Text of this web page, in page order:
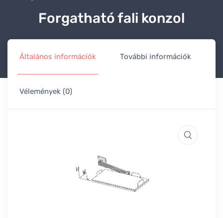
Forgatható fali konzol
Általános információk További információk
Vélemények (0)